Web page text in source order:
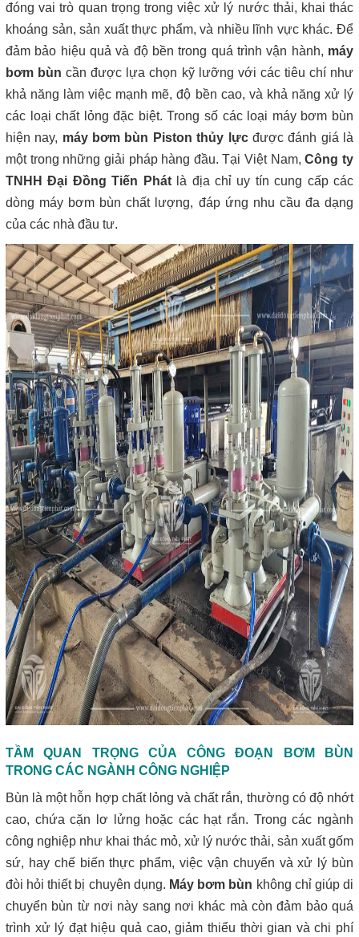
Close
đóng vai trò quan trọng trong việc xử lý nước thải, khai thác
khoáng sản, sản xuất thực phẩm, và nhiều lĩnh vực khác. Để
đảm bảo hiệu quả và độ bền trong quá trình vận hành, máy
bơm bùn cần được lựa chọn kỹ lưỡng với các tiêu chí như
khả năng làm việc mạnh mẽ, độ bền cao, và khả năng xử lý
các loại chất lỏng đặc biệt. Trong số các loại máy bơm bùn
hiện nay, máy bơm bùn Piston thủy lựcđược đánh giá là
một trong những giải pháp hàng đầu. Tại Việt Nam,Công ty
TNHH Đại Đồng Tiến Phátlà địa chỉ uy tín cung cấp các
dòng máy bơm bùn chất lượng, đáp ứng nhu cầu đa dạng
của các nhà đầu tư.
TẦM QUAN TRỌNG CỦA CÔNG ĐOẠN BƠM BÙN
TRONG CÁC NGÀNH CÔNG NGHIỆP
Bùn là một hỗn hợp chất lỏng và chất rắn, thường có độ nhớt
cao, chứa cặn lơ lửng hoặc các hạt rắn. Trong các ngành
công nghiệp như khai thác mỏ, xử lý nước thải, sản xuất gốm
sứ, hay chế biến thực phẩm, việc vận chuyển và xử lý bùn
đòi hỏi thiết bị chuyên dụng. Máy bơm bùn không chỉ giúp di
chuyển bùn từ nơi này sang nơi khác mà còn đảm bảo quá
trình xử lý đạt hiệu quả cao, giảm thiểu thời gian và chi phí